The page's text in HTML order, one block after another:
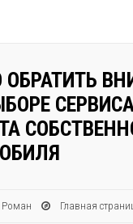
ОБРАТИТЬ
Роман Главная